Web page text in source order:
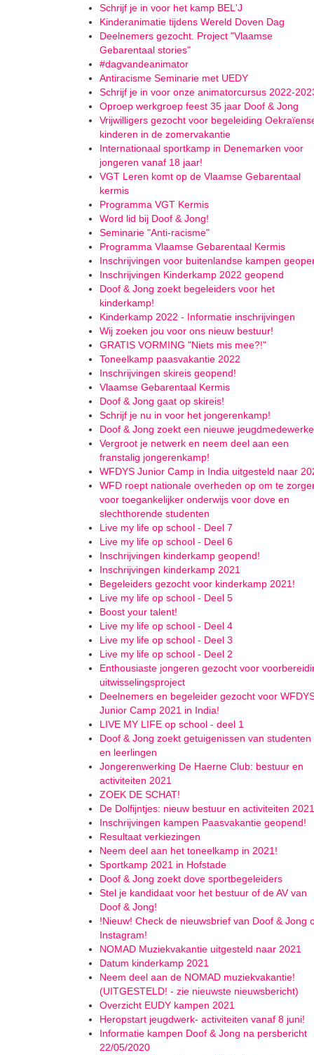
Schrijf je in voor het kamp BEL'J
Kinderanimatie tijdens Wereld Doven Dag
Deelnemers gezocht. Project "Vlaamse
Gebarentaal stories"
#dagvandeanimator
Antiracisme Seminarie met UEDY
Schrijf je in voor onze animatorcursus 2022-
Oproep werkgroep feest 35 jaar Doof & Jong
Vrijwilligers gezocht voor begeleiding
kinderen in de zomervakantie
Internationaal sportkamp in Denemarken voor
jongeren vanaf 18 jaar!
VGT Leren komt op de Vlaamse Gebarentaal
kermis
Programma VGT Kermis
Word lid bij Doof & Jong!
Seminarie "Anti-racisme"
Programma Vlaamse Gebarentaal Kermis
Inschrijvingen voor buitenlandse kampen
Inschrijvingen Kinderkamp 2022 geopend
Doof & Jong zoekt begeleiders voor het
kinderkamp!
Kinderkamp 2022 - Informatie inschrijvingen
Wij zoeken jou voor ons nieuw bestuur!
GRATIS VORMING "Niets mis mee?!"
Toneelkamp paasvakantie 2022
Inschrijvingen skireis geopend!
Vlaamse Gebarentaal Kermis
Doof & Jong gaat op skireis!
Schrijf je nu in voor het jongerenkamp!
Doof & Jong zoekt een nieuwe
Vergroot je netwerk en neem deel aan een
franstalig jongerenkamp!
WFDYS Junior Camp in India uitgesteld naar
WFD roept nationale overheden op om te
voor toegankelijker onderwijs voor dove en
slechthorende studenten
Live my life op school - Deel 7
Live my life op school - Deel 6
Inschrijvingen kinderkamp geopend!
Inschrijvingen kinderkamp 2021
Begeleiders gezocht voor kinderkamp 2021!
Live my life op school - Deel 5
Boost your talent!
Live my life op school - Deel 4
Live my life op school - Deel 3
Live my life op school - Deel 2
Enthousiaste jongeren gezocht voor
uitwisselingsproject
Deelnemers en begeleider gezocht voor
Junior Camp 2021 in India!
LIVE MY LIFE op school - deel 1
Doof & Jong zoekt getuigenissen van studenten
en leerlingen
Jongerenwerking De Haerne Club: bestuur en
activiteiten 2021
ZOEK DE SCHAT!
De Dolfijntjes: nieuw bestuur en activiteiten 2021
Inschrijvingen kampen Paasvakantie geopend!
Resultaat verkiezingen
Neem deel aan het toneelkamp in 2021!
Sportkamp 2021 in Hofstade
Doof & Jong zoekt dove sportbegeleiders
Stel je kandidaat voor het bestuur of de AV van
Doof & Jong!
!Nieuw! Check de nieuwsbrief van Doof & Jong
Instagram!
NOMAD Muziekvakantie uitgesteld naar 2021
Datum kinderkamp 2021
Neem deel aan de NOMAD muziekvakantie!
(UITGESTELD! - zie nieuwste nieuwsbericht)
Overzicht EUDY kampen 2021
Heropstart jeugdwerk- activiteiten vanaf 8 juni!
Informatie kampen Doof & Jong na persbericht
22/05/2020